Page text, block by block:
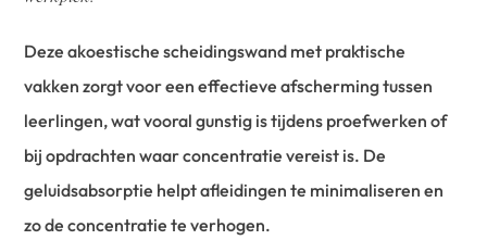
Deze akoestische scheidingswand met praktische
vakken zorgt voor een effectieve afscherming tussen
leerlingen, wat vooral gunstig is tijdens proefwerken of
bij opdrachten waar concentratie vereist is. De
geluidsabsorptie helpt afleidingen te minimaliseren en
zo de concentratie te verhogen.